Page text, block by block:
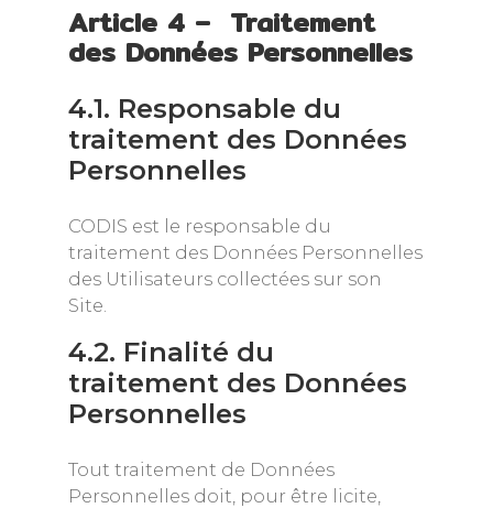
Article 4 – Traitement
des Données Personnelles
4.1. Responsable du
traitement des Données
Personnelles
CODIS est le responsable du
traitement des Données Personnelles
des Utilisateurs collectées sur son
Site.
4.2. Finalité du
traitement des Données
Personnelles
Tout traitement de Données
Personnelles doit, pour être licite,